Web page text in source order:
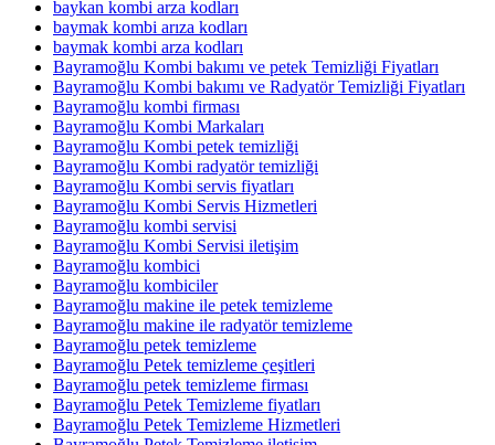
baykan kombi arza kodları
baymak kombi arıza kodları
baymak kombi arza kodları
Bayramoğlu Kombi bakımı ve petek Temizliği Fiyatları
Bayramoğlu Kombi bakımı ve Radyatör Temizliği Fiyatları
Bayramoğlu kombi firması
Bayramoğlu Kombi Markaları
Bayramoğlu Kombi petek temizliği
Bayramoğlu Kombi radyatör temizliği
Bayramoğlu Kombi servis fiyatları
Bayramoğlu Kombi Servis Hizmetleri
Bayramoğlu kombi servisi
Bayramoğlu Kombi Servisi iletişim
Bayramoğlu kombici
Bayramoğlu kombiciler
Bayramoğlu makine ile petek temizleme
Bayramoğlu makine ile radyatör temizleme
Bayramoğlu petek temizleme
Bayramoğlu Petek temizleme çeşitleri
Bayramoğlu petek temizleme firması
Bayramoğlu Petek Temizleme fiyatları
Bayramoğlu Petek Temizleme Hizmetleri